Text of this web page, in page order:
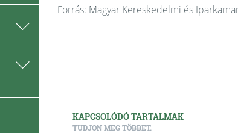
Forrás: Magyar Kereskedelmi és
KAPCSOLÓDÓ TARTALMAK
TUDJON MEG TÖBBET.